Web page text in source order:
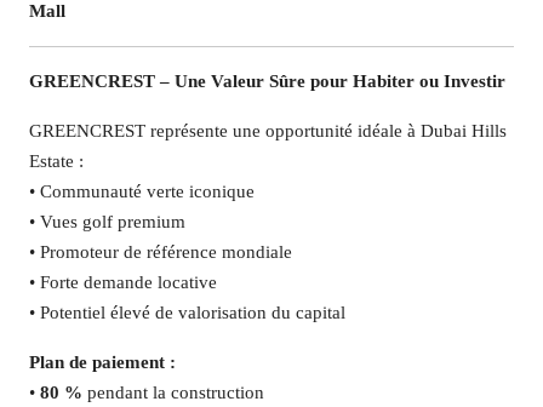
Mall
GREENCREST – Une Valeur Sûre pour Habiter ou Investir
GREENCREST représente une opportunité idéale à Dubai Hills
Estate :
• Communauté verte iconique
• Vues golf premium
• Promoteur de référence mondiale
• Forte demande locative
• Potentiel élevé de valorisation du capital
Plan de paiement :
• 80 % pendant la construction